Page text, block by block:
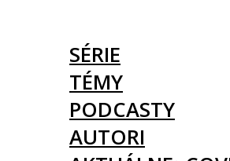
SÉRIE
TÉMY
PODCASTY
AUTORI